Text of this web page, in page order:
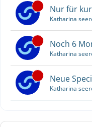
Nur für
Katharina
Noch 6
Katharina
Neue
Katharina